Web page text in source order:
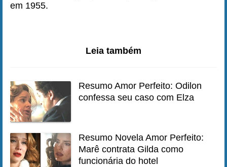
em 1955.
Leia também
Resumo Amor Perfeito: Odilon
confessa seu caso com Elza
Resumo Novela Amor Perfeito:
Marê contrata Gilda como
funcionária do hotel